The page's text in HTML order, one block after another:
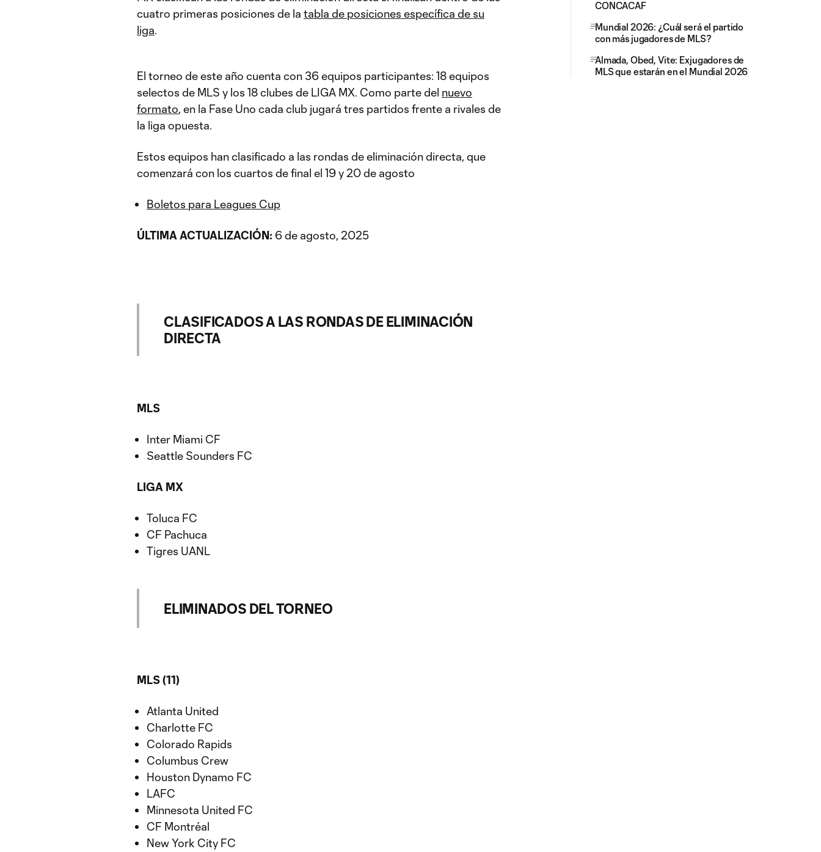
cuatro primeras posiciones de la tabla de posiciones específica de su
liga.
El torneo de este año cuenta con 36 equipos participantes: 18 equipos
selectos de MLS y los 18 clubes de LIGA MX. Como parte del nuevo
formato, en la Fase Uno cada club jugará tres partidos frente a rivales de
la liga opuesta.
Estos equipos han clasificado a las rondas de eliminación directa, que
comenzará con los cuartos de final el 19 y 20 de agosto
Boletos para Leagues Cup
ÚLTIMA ACTUALIZACIÓN: 6 de agosto, 2025
CLASIFICADOS A LAS RONDAS DE ELIMINACIÓN
DIRECTA
MLS
Inter Miami CF
Seattle Sounders FC
LIGA MX
Toluca FC
CF Pachuca
Tigres UANL
ELIMINADOS DEL TORNEO
MLS (11)
Atlanta United
Charlotte FC
Colorado Rapids
Columbus Crew
Houston Dynamo FC
LAFC
Minnesota United FC
CF Montréal
New York City FC
CONCACAF
Mundial 2026: ¿Cuál será el partido
con más jugadores de MLS?
Almada, Obed, Vite: Exjugadores de
MLS que estarán en el Mundial 2026